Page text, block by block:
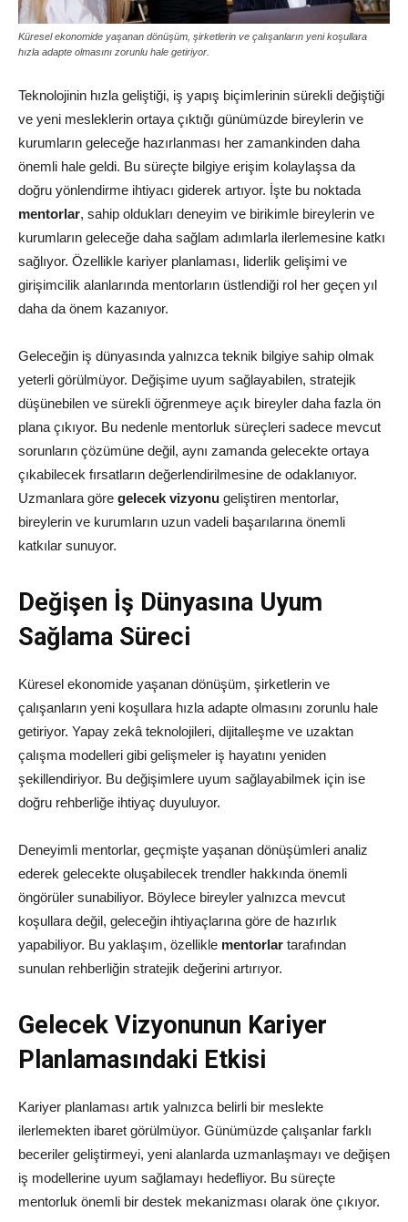
Küresel ekonomide yaşanan dönüşüm, şirketlerin ve çalışanların yeni koşullara
hızla adapte olmasını zorunlu hale getiriyor.
Teknolojinin hızla geliştiği, iş yapış biçimlerinin sürekli değiştiği
ve yeni mesleklerin ortaya çıktığı günümüzde bireylerin ve
kurumların geleceğe hazırlanması her zamankinden daha
önemli hale geldi. Bu süreçte bilgiye erişim kolaylaşsa da
doğru yönlendirme ihtiyacı giderek artıyor. İşte bu noktada
mentorlar, sahip oldukları deneyim ve birikimle bireylerin ve
kurumların geleceğe daha sağlam adımlarla ilerlemesine katkı
sağlıyor. Özellikle kariyer planlaması, liderlik gelişimi ve
girişimcilik alanlarında mentorların üstlendiği rol her geçen yıl
daha da önem kazanıyor.
Geleceğin iş dünyasında yalnızca teknik bilgiye sahip olmak
yeterli görülmüyor. Değişime uyum sağlayabilen, stratejik
düşünebilen ve sürekli öğrenmeye açık bireyler daha fazla ön
plana çıkıyor. Bu nedenle mentorluk süreçleri sadece mevcut
sorunların çözümüne değil, aynı zamanda gelecekte ortaya
çıkabilecek fırsatların değerlendirilmesine de odaklanıyor.
Uzmanlara göre gelecek vizyonu geliştiren mentorlar,
bireylerin ve kurumların uzun vadeli başarılarına önemli
katkılar sunuyor.
Değişen İş Dünyasına Uyum
Sağlama Süreci
Küresel ekonomide yaşanan dönüşüm, şirketlerin ve
çalışanların yeni koşullara hızla adapte olmasını zorunlu hale
getiriyor. Yapay zekâ teknolojileri, dijitalleşme ve uzaktan
çalışma modelleri gibi gelişmeler iş hayatını yeniden
şekillendiriyor. Bu değişimlere uyum sağlayabilmek için ise
doğru rehberliğe ihtiyaç duyuluyor.
Deneyimli mentorlar, geçmişte yaşanan dönüşümleri analiz
ederek gelecekte oluşabilecek trendler hakkında önemli
öngörüler sunabiliyor. Böylece bireyler yalnızca mevcut
koşullara değil, geleceğin ihtiyaçlarına göre de hazırlık
yapabiliyor. Bu yaklaşım, özellikle mentorlar tarafından
sunulan rehberliğin stratejik değerini artırıyor.
Gelecek Vizyonunun Kariyer
Planlamasındaki Etkisi
Kariyer planlaması artık yalnızca belirli bir meslekte
ilerlemekten ibaret görülmüyor. Günümüzde çalışanlar farklı
beceriler geliştirmeyi, yeni alanlarda uzmanlaşmayı ve değişen
iş modellerine uyum sağlamayı hedefliyor. Bu süreçte
mentorluk önemli bir destek mekanizması olarak öne çıkıyor.